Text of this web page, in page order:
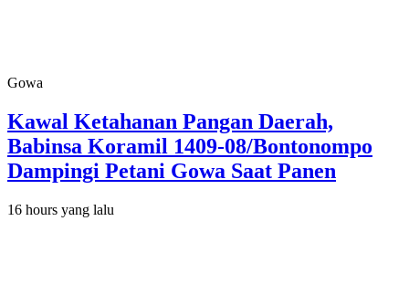
Gowa
Kawal Ketahanan Pangan Daerah,
Babinsa Koramil 1409-08/Bontonompo
Dampingi Petani Gowa Saat Panen
16 hours yang lalu